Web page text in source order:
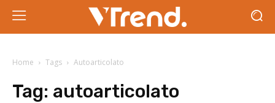
Home Tags Autoarticolato
Tag: autoarticolato